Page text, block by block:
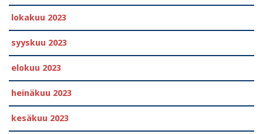
lokakuu 2023
syyskuu 2023
elokuu 2023
heinäkuu 2023
kesäkuu 2023